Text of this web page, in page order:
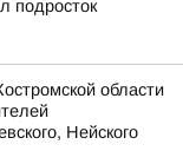
подросток
области
Нейского